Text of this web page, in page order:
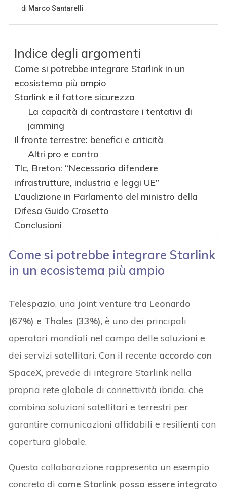
Indice degli argomenti
Come si potrebbe integrare Starlink in un
ecosistema più ampio
Starlink e il fattore sicurezza
La capacità di contrastare i tentativi di
jamming
Il fronte terrestre: benefici e criticità
Altri pro e contro
Tlc, Breton: “Necessario difendere
infrastrutture, industria e leggi UE”
L’audizione in Parlamento del ministro della
Difesa Guido Crosetto
Conclusioni
Come si potrebbe integrare Starlink
in un ecosistema più ampio
Telespazio, una joint venture tra Leonardo
(67%) e Thales (33%), è uno dei principali
operatori mondiali nel campo delle soluzioni e
dei servizi satellitari. Con il recente accordo con
SpaceX, prevede di integrare Starlink nella
propria rete globale di connettività ibrida, che
combina soluzioni satellitari e terrestri per
garantire comunicazioni affidabili e resilienti con
copertura globale.
Questa collaborazione rappresenta un esempio
concreto di come Starlink possa essere integrato